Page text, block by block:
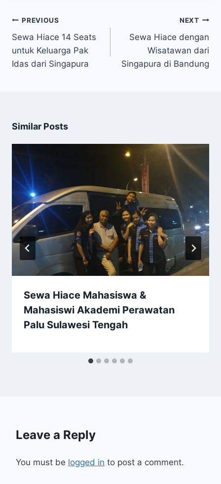
PostPREVIOUS
Sewa Hiace 14 Seats
untuk Keluarga Pak
Idas dari Singapura
NEXT
Sewa Hiace dengan
Wisatawan dari
Singapura di Bandung
Similar Posts
Sewa Hiace Mahasiswa &
Mahasiswi Akademi Perawatan
Palu Sulawesi Tengah
Leave a Reply
You must be logged in to post a comment.